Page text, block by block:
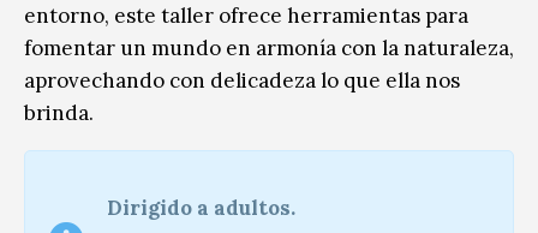
entorno, este taller ofrece herramientas para
fomentar un mundo en armonía con la naturaleza,
aprovechando con delicadeza lo que ella nos
brinda.
Dirigido a adultos.